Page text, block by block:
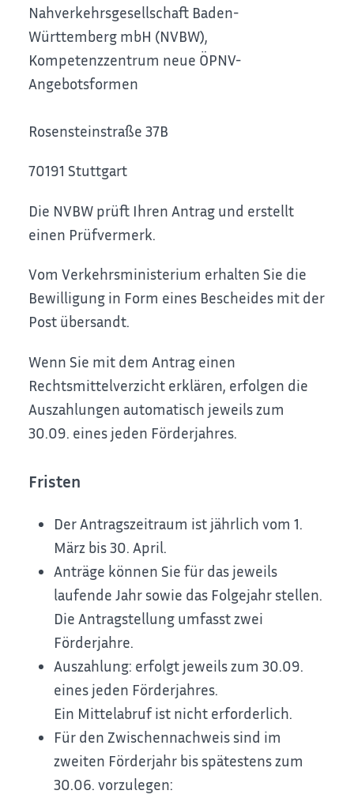
Nahverkehrsgesellschaft Baden-
Württemberg mbH (NVBW),
Kompetenzzentrum neue ÖPNV-
Angebotsformen
Rosensteinstraße 37B
70191 Stuttgart
Die NVBW prüft Ihren Antrag und erstellt
einen Prüfvermerk.
Vom Verkehrsministerium erhalten Sie die
Bewilligung in Form eines Bescheides mit der
Post übersandt.
Wenn Sie mit dem Antrag einen
Rechtsmittelverzicht erklären, erfolgen die
Auszahlungen automatisch jeweils zum
30.09. eines jeden Förderjahres.
Fristen
Der Antragszeitraum ist jährlich vom 1.
März bis 30. April.
Anträge können Sie für das jeweils
laufende Jahr sowie das Folgejahr stellen.
Die Antragstellung umfasst zwei
Förderjahre.
Auszahlung: erfolgt jeweils zum 30.09.
eines jeden Förderjahres.
Ein Mittelabruf ist nicht erforderlich.
Für den Zwischennachweis sind im
zweiten Förderjahr bis spätestens zum
30.06. vorzulegen: